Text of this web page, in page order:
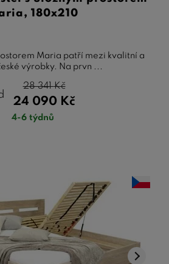
180x210
Maria patří mezi kvalitní a
výrobky. Na prvn ...
24 090 Kč
28 341Kč
4-6 týdnů